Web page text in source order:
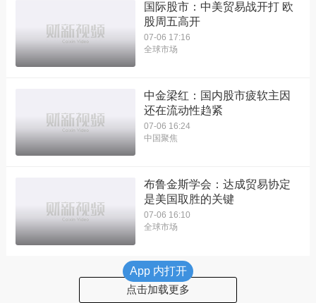
国际股市：中美贸易战开打 欧
股周五高开
07-06 17:16
全球市场
中金梁红：国内股市疲软主因
还在流动性趋紧
07-06 16:24
中国聚焦
布鲁金斯学会：达成贸易协定
是美国取胜的关键
07-06 16:10
全球市场
点击加载更多
App 内打开